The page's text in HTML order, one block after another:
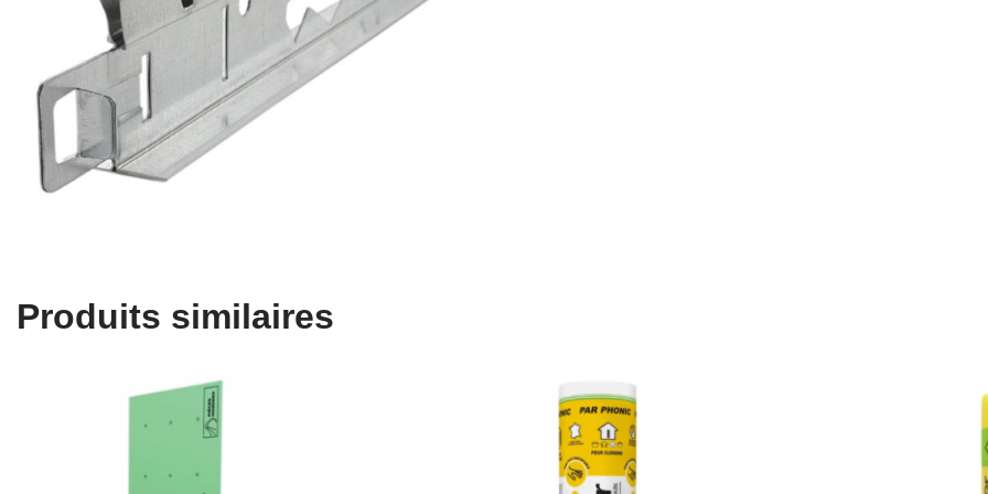
Produits similaires